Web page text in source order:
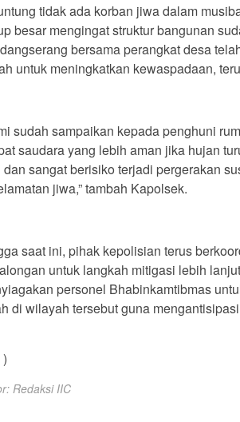
tidak ada korban jiwa dalam
besar mengingat struktur bangunan
bersama perangkat desa
untuk meningkatkan kewaspadaan,
sudah sampaikan kepada penghuni
saudara yang lebih aman jika hujan
dan sangat berisiko terjadi pergerakan
jiwa,” tambah Kapolsek.
saat ini, pihak kepolisian terus
untuk langkah mitigasi lebih
personel Bhabinkamtibmas
di wilayah tersebut guna
Redaksi IIC